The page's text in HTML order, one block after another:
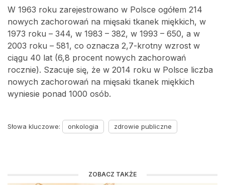
W 1963 roku zarejestrowano w Polsce ogółem 214
nowych zachorowań na mięsaki tkanek miękkich, w
1973 roku – 344, w 1983 – 382, w 1993 – 650, a w
2003 roku – 581, co oznacza 2,7-krotny wzrost w
ciągu 40 lat (6,8 procent nowych zachorowań
rocznie). Szacuje się, że w 2014 roku w Polsce liczba
nowych zachorowań na mięsaki tkanek miękkich
wyniesie ponad 1000 osób.
Słowa kluczowe: onkologia zdrowie publiczne
ZOBACZ TAKŻE